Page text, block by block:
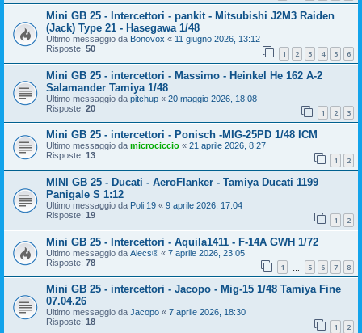
Mini GB 25 - Intercettori - pankit - Mitsubishi J2M3 Raiden
(Jack) Type 21 - Hasegawa 1/48
Ultimo messaggio da Bonovox « 11 giugno 2026, 13:12
Risposte: 50 1 2 3 4 5 6
Mini GB 25 - intercettori - Massimo - Heinkel He 162 A-2
Salamander Tamiya 1/48
Ultimo messaggio da pitchup « 20 maggio 2026, 18:08
Risposte: 20 1 2 3
Mini GB 25 - intercettori - Ponisch -MIG-25PD 1/48 ICM
Ultimo messaggio da microciccio « 21 aprile 2026, 8:27
Risposte: 13 1 2
MINI GB 25 - Ducati - AeroFlanker - Tamiya Ducati 1199
Panigale S 1:12
Ultimo messaggio da Poli 19 « 9 aprile 2026, 17:04
Risposte: 19 1 2
Mini GB 25 - Intercettori - Aquila1411 - F-14A GWH 1/72
Ultimo messaggio da Alecs® « 7 aprile 2026, 23:05
Risposte: 78 1 5 6 7 8
Mini GB 25 - intercettori - Jacopo - Mig-15 1/48 Tamiya Fine
07.04.26
Ultimo messaggio da Jacopo « 7 aprile 2026, 18:30
Risposte: 18 1 2